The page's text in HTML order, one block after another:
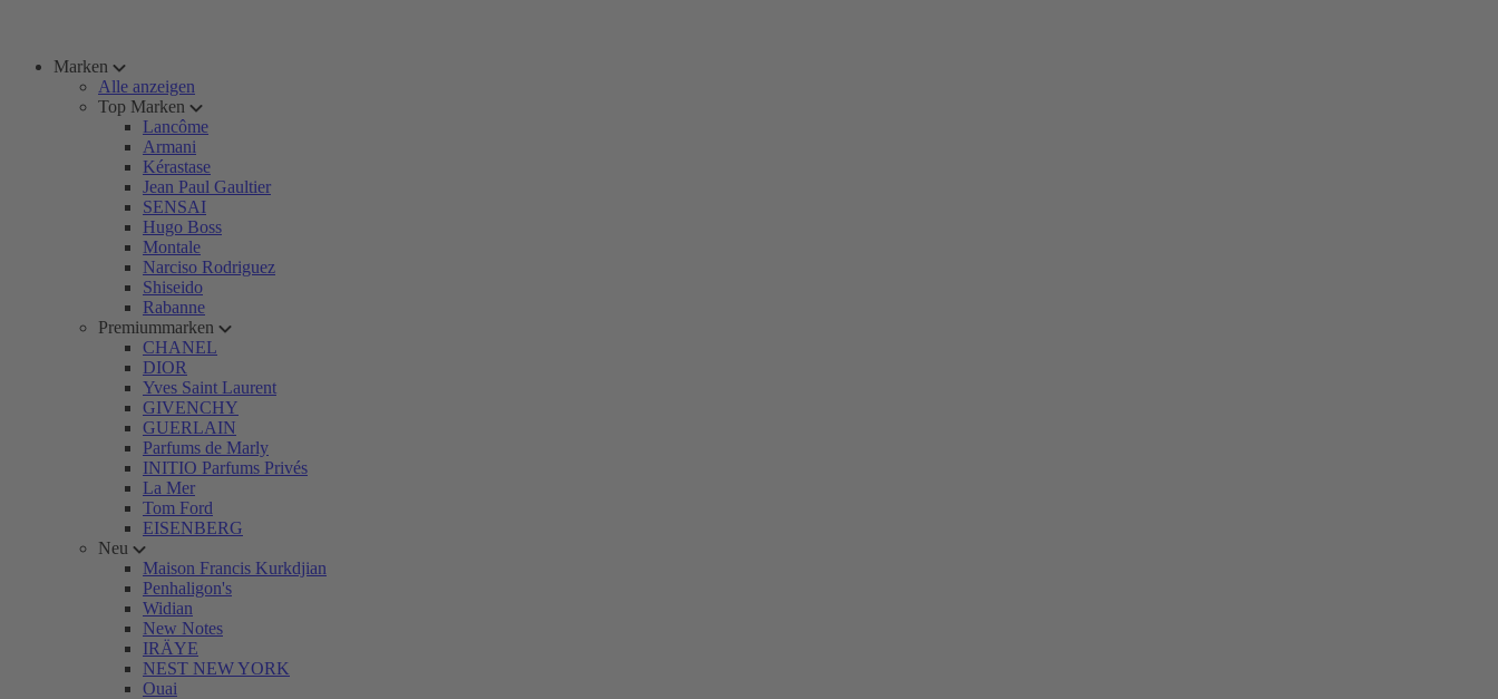
Marken
Alle anzeigen
Top Marken
Lancôme
Armani
Kérastase
Jean Paul Gaultier
SENSAI
Hugo Boss
Montale
Narciso Rodriguez
Shiseido
Rabanne
Premiummarken
CHANEL
DIOR
Yves Saint Laurent
GIVENCHY
GUERLAIN
Parfums de Marly
INITIO Parfums Privés
La Mer
Tom Ford
EISENBERG
Neu
Maison Francis Kurkdjian
Penhaligon's
Widian
New Notes
IRÄYE
NEST NEW YORK
Ouai